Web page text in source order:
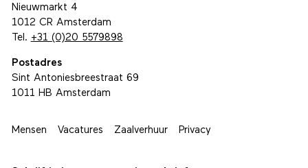
Nieuwmarkt 4
1012 CR Amsterdam
Tel. +31 (0)20 5579898
Postadres
Sint Antoniesbreestraat 69
1011 HB Amsterdam
Mensen Vacatures Zaalverhuur Privacy